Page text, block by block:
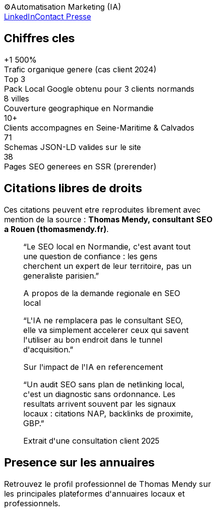
⚙️Automatisation Marketing (IA)
LinkedInContact Presse
Chiffres cles
+1 500%
Trafic organique genere (cas client 2024)
Top 3
Pack Local Google obtenu pour 3 clients normands
8 villes
Couverture geographique en Normandie
10+
Clients accompagnes en Seine-Maritime & Calvados
71
Schemas JSON-LD valides sur le site
38
Pages SEO generees en SSR (prerender)
Citations libres de droits
Ces citations peuvent etre reproduites librement avec
mention de la source : Thomas Mendy, consultant SEO
a Rouen (thomasmendy.fr).
“Le SEO local en Normandie, c'est avant tout
une question de confiance : les gens
cherchent un expert de leur territoire, pas un
generaliste parisien.”
A propos de la demande regionale en SEO
local
“L'IA ne remplacera pas le consultant SEO,
elle va simplement accelerer ceux qui savent
l'utiliser au bon endroit dans le tunnel
d'acquisition.”
Sur l'impact de l'IA en referencement
“Un audit SEO sans plan de netlinking local,
c'est un diagnostic sans ordonnance. Les
resultats arrivent souvent par les signaux
locaux : citations NAP, backlinks de proximite,
GBP.”
Extrait d'une consultation client 2025
Presence sur les annuaires
Retrouvez le profil professionnel de Thomas Mendy sur
les principales plateformes d'annuaires locaux et
professionnels.